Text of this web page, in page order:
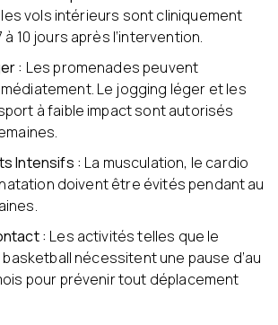
vols intérieurs sont cliniquement
10 jours après l’intervention.
: Les promenades peuvent
Le jogging léger et les
à faible impact sont autorisés
Intensifs : La musculation, le cardio
doivent être évités pendant au
: Les activités telles que le
nécessitent une pause d’au
pour prévenir tout déplacement